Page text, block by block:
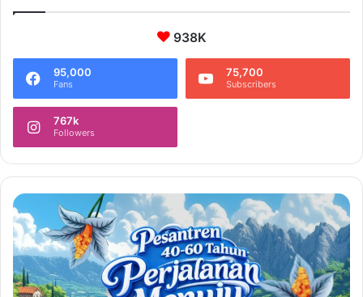
938K
95,000
Fans
75,700
Subscribers
767k
Followers